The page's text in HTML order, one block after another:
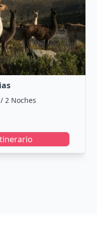
2 Noches